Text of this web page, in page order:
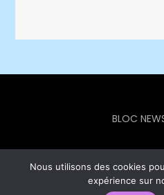
l’article
BLOC
Europe Info Hebdo © 2023 -
Nous utilisons des cookies
expérience sur